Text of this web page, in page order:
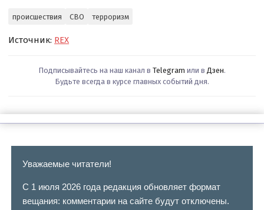
происшествия СВО терроризм
Источник: REX
Подписывайтесь на наш канал в Telegram или в Дзен.
Будьте всегда в курсе главных событий дня.
Уважаемые читатели!
С 1 июля 2026 года редакция обновляет формат
вещания: комментарии на сайте будут отключены.